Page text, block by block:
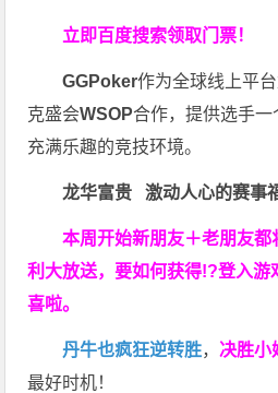
立即百度搜索领取门票！
GGPoker作为全球线上平
克盛会WSOP合作，提供选手一
充满乐趣的竞技环境。
龙华富贵 激动人心的赛事
本周开始新朋友＋老朋友
利大放送，要如何获得!?登入游
喜啦。
丹牛也疯狂逆转胜， 决胜小
最好时机！